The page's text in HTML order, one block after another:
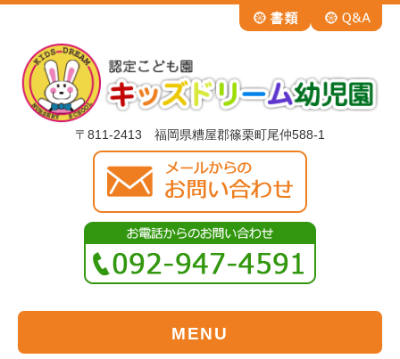
〒811-2413 福岡県糟屋郡篠栗町尾仲588-1
MENU